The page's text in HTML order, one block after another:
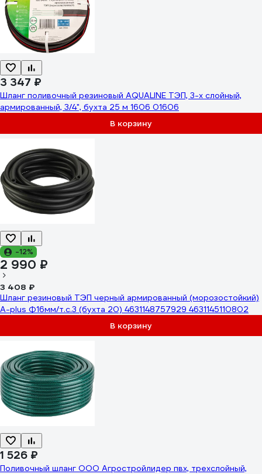
3 347 ₽
Шланг поливочный резиновый AQUALINE ТЭП, 3-х слойный,
армированный, 3/4", бухта 25 м 1606 01606
В корзину
-12%
2 990 ₽
3 408 ₽
Шланг резиновый ТЭП черный армированный (морозостойкий)
A-plus Ф16мм/т.с.3 (бухта 20) 4631148757929 4631145110802
В корзину
1 526 ₽
Поливочный шланг ООО Агростройлидер пвх, трехслойный,